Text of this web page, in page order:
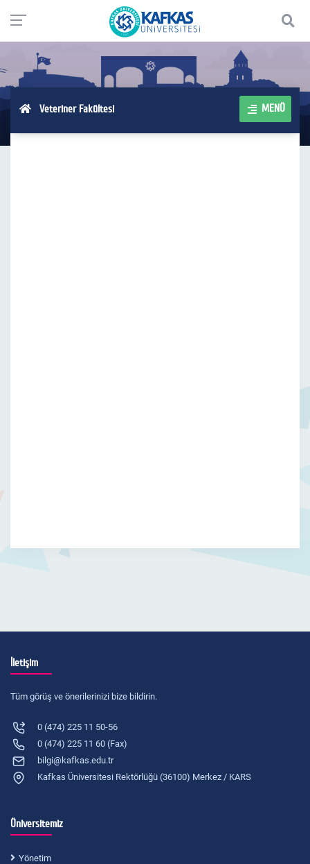
Veteriner Fakültesi MENÜ
İletişim
Tüm görüş ve önerilerinizi bize bildirin.
0 (474) 225 11 50-56
0 (474) 225 11 60 (Fax)
bilgi@kafkas.edu.tr
Kafkas Üniversitesi Rektörlüğü (36100) Merkez / KARS
Üniversitemiz
Yönetim